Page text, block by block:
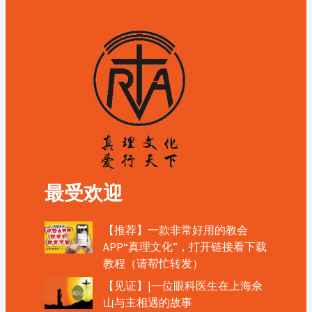
最受欢迎
【推荐】一款非常好用的教会
APP“真理文化”，打开链接看下载
教程（请帮忙转发）
【见证】|一位眼科医生在上海佘
山与主相遇的故事